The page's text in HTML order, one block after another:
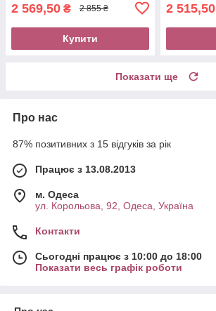
2 569,50 ₴ 2 855 ₴
Купити
2 515,50
Показати ще
Про нас
87% позитивних з 15 відгуків за рік
Працює з 13.08.2013
м. Одеса
ул. Корольова, 92, Одеса, Україна
Контакти
Сьогодні працює з 10:00 до 18:00
Показати весь графік роботи